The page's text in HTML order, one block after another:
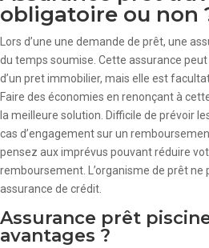
obligatoire ou non
Lors d’une une demande de prêt, une
du temps soumise. Cette assurance
d’un pret immobilier, mais elle est
Faire des économies en renonçant à
la meilleure solution. Difficile de prévoir
cas d’engagement sur un
pensez aux imprévus pouvant réduire
remboursement. L’organisme de prêt ne
assurance de crédit.
Assurance prêt
avantages ?